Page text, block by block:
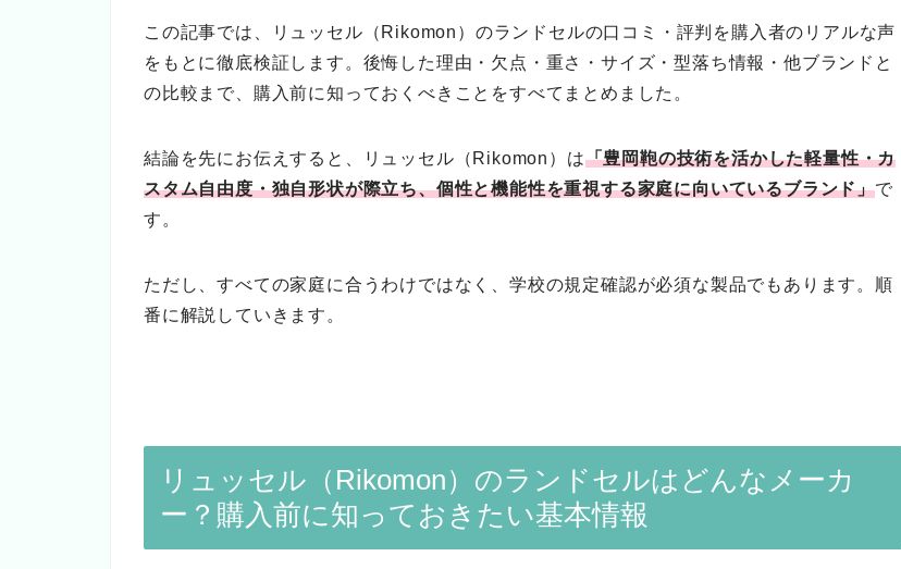
この記事では、リュッセル（Rikomon）のランドセルの口コミ・評判を購入者のリアルな声
をもとに徹底検証します。後悔した理由・欠点・重さ・サイズ・型落ち情報・他ブランドと
の比較まで、購入前に知っておくべきことをすべてまとめました。
結論を先にお伝えすると、リュッセル（Rikomon）は「豊岡鞄の技術を活かした軽量性・カ
スタム自由度・独自形状が際立ち、個性と機能性を重視する家庭に向いているブランド」で
す。
ただし、すべての家庭に合うわけではなく、学校の規定確認が必須な製品でもあります。順
番に解説していきます。
リュッセル（Rikomon）のランドセルはどんなメーカ
ー？購入前に知っておきたい基本情報